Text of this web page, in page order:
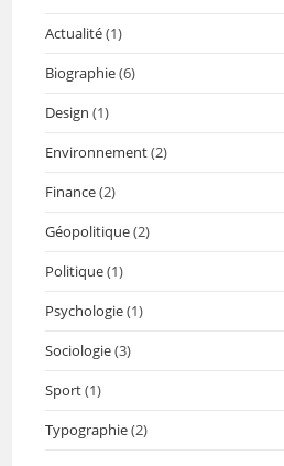
Actualité(1)
Biographie(6)
Design (1)
Environnement(2)
Finance(2)
Géopolitique(2)
Politique(1)
Psychologie(1)
Sociologie(3)
Sport(1)
Typographie(2)